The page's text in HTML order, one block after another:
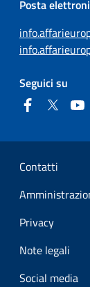
Posta
Seguici su
FacebookTwitter
Sezione
Contatti
Privacy
Note legali
Social media